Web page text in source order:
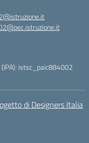
(IPA): istsc_paic884002
di Designers Italia